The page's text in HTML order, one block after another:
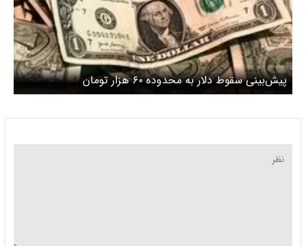
پیش‌بینی سقوط دلار به محدوده ۶۰ هزار تومان